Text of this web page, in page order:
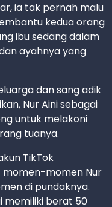
ia tak pernah malu
kedua orang
ibu sedang dalam
ayahnya yang
dan sang adik
Nur Aini sebagai
untuk melakoni
tuanya.
TikTok
momen-momen Nur
di pundaknya.
memiliki berat 50